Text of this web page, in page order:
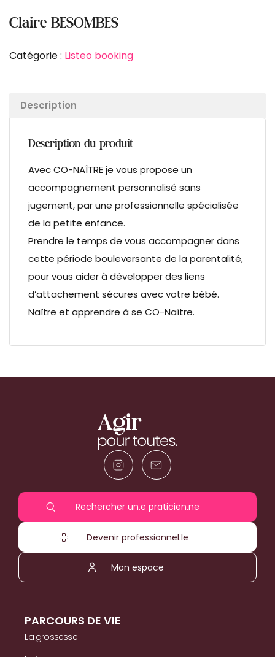
Claire BESOMBES
Catégorie : Listeo booking
Description
Description du produit
Avec CO-NAÎTRE je vous propose un
accompagnement personnalisé sans
jugement, par une professionnelle spécialisée
de la petite enfance.
Prendre le temps de vous accompagner dans
cette période bouleversante de la parentalité,
pour vous aider à développer des liens
d’attachement sécures avec votre bébé.
Naître et apprendre à se CO-Naître.
Rechercher un.e praticien.ne
Devenir professionnel.le
Mon espace
PARCOURS DE VIE
La grossesse